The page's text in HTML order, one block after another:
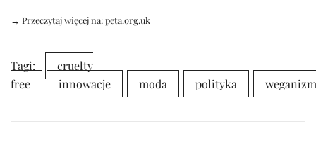
→ Przeczytaj więcej na:peta.org.uk
Tagi:
cruelty
free
innowacje moda polityka weganizm